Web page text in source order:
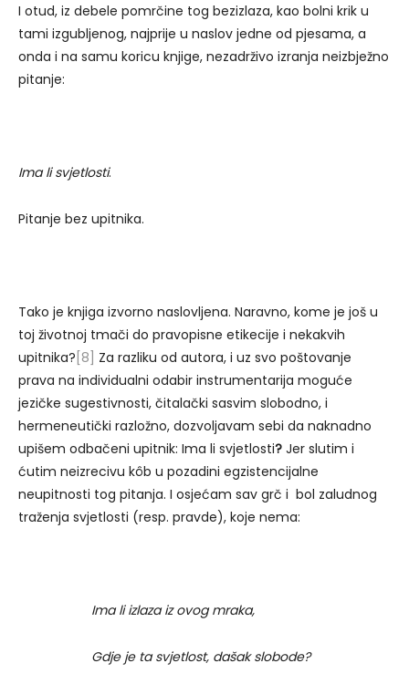
I otud, iz debele pomrčine tog bezizlaza, kao bolni krik u
tami izgubljenog, najprije u naslov jedne od pjesama, a
onda i na samu koricu knjige, nezadrživo izranja neizbježno
pitanje:
Ima li svjetlosti.
Pitanje bez upitnika.
Tako je knjiga izvorno naslovljena. Naravno, kome je još u
toj životnoj tmači do pravopisne etikecije i nekakvih
upitnika? [8] Za razliku od autora, i uz svo poštovanje
prava na individualni odabir instrumentarija moguće
jezičke sugestivnosti, čitalački sasvim slobodno, i
hermeneutički razložno, dozvoljavam sebi da naknadno
upišem odbačeni upitnik: Ima li svjetlosti? Jer slutim i
ćutim neizrecivu kôb u pozadini egzistencijalne
neupitnosti tog pitanja. I osjećam sav grč i bol zaludnog
traženja svjetlosti (resp. pravde), koje nema:
Ima li izlaza iz ovog mraka,
Gdje je ta svjetlost, dašak slobode?